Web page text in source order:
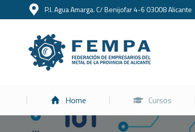
P.I. Agua Amarga. C/ Benijofar 4-6 03008 Alicante
Home Cursos
Home